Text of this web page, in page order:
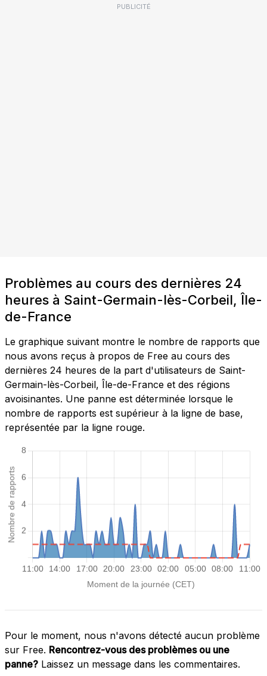
PUBLICITÉ
Problèmes au cours des dernières 24
heures à Saint-Germain-lès-Corbeil, Île-
de-France
Le graphique suivant montre le nombre de rapports que
nous avons reçus à propos de Free au cours des
dernières 24 heures de la part d'utilisateurs de Saint-
Germain-lès-Corbeil, Île-de-France et des régions
avoisinantes. Une panne est déterminée lorsque le
nombre de rapports est supérieur à la ligne de base,
représentée par la ligne rouge.
Pour le moment, nous n'avons détecté aucun problème
sur Free. Rencontrez-vous des problèmes ou une
panne? Laissez un message dans les commentaires.